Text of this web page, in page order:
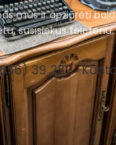
mus ir apžiūrėti
susisiekus telefonu.
39 287